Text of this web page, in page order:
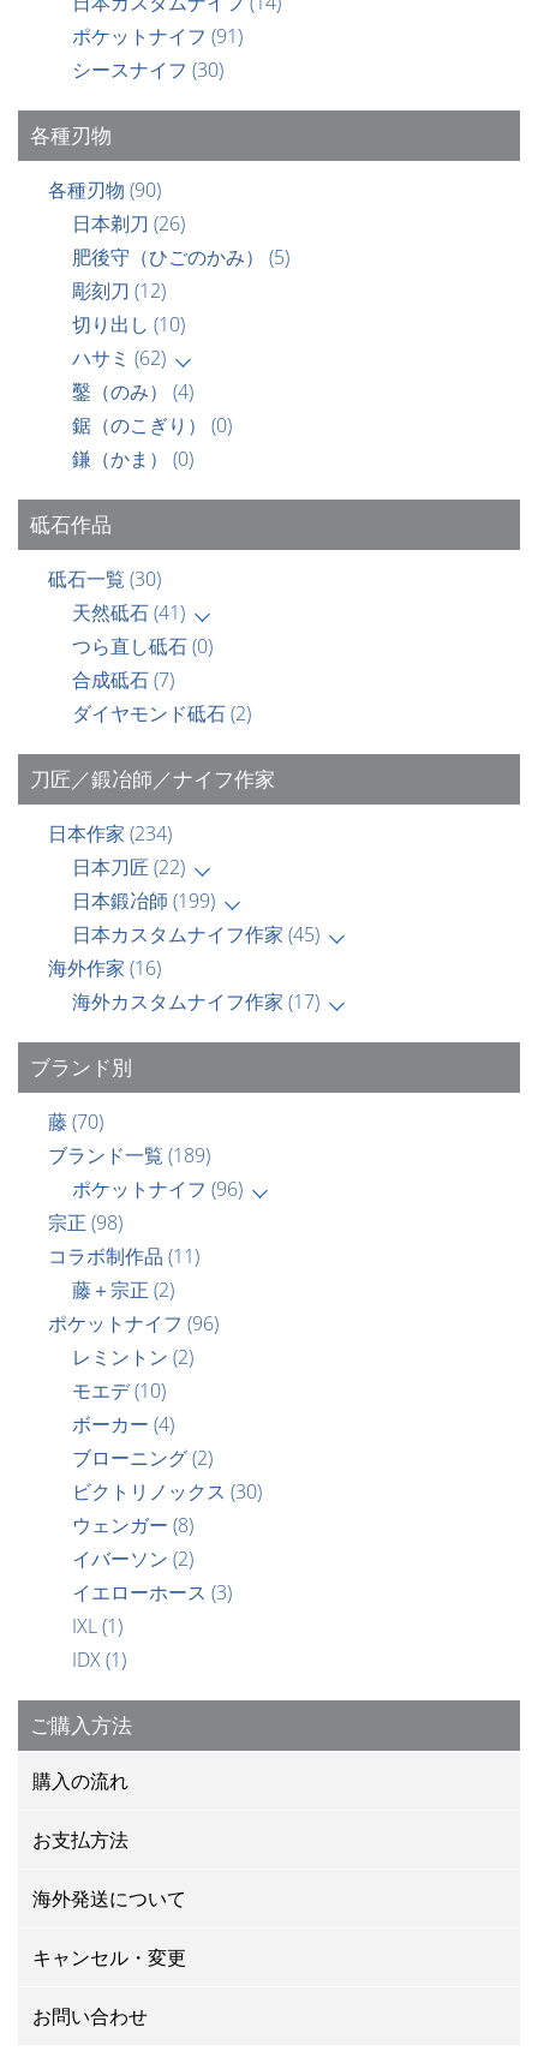
ポケットナイフ (91)
シースナイフ (30)
各種刃物
各種刃物 (90)
日本剃刀 (26)
肥後守（ひごのかみ） (5)
彫刻刀 (12)
切り出し (10)
ハサミ (62)
鑿（のみ） (4)
鋸（のこぎり） (0)
鎌（かま） (0)
砥石作品
砥石一覧 (30)
天然砥石(41)
つら直し砥石(0)
合成砥石(7)
ダイヤモンド砥石(2)
刀匠／鍛冶師／ナイフ作家
日本作家 (234)
日本刀匠 (22)
日本鍛冶師 (199)
日本カスタムナイフ作家 (45)
海外作家 (16)
海外カスタムナイフ作家 (17)
ブランド別
藤(70)
ブランド一覧 (189)
ポケットナイフ (96)
宗正 (98)
コラボ制作品 (11)
藤＋宗正 (2)
ポケットナイフ (96)
レミントン (2)
モエデ(10)
ボーカー (4)
ブローニング(2)
ビクトリノックス (30)
ウェンガー (8)
イバーソン (2)
イエローホース (3)
IXL(1)
IDX(1)
ご購入方法
購入の流れ
お支払方法
海外発送について
キャンセル・変更
お問い合わせ